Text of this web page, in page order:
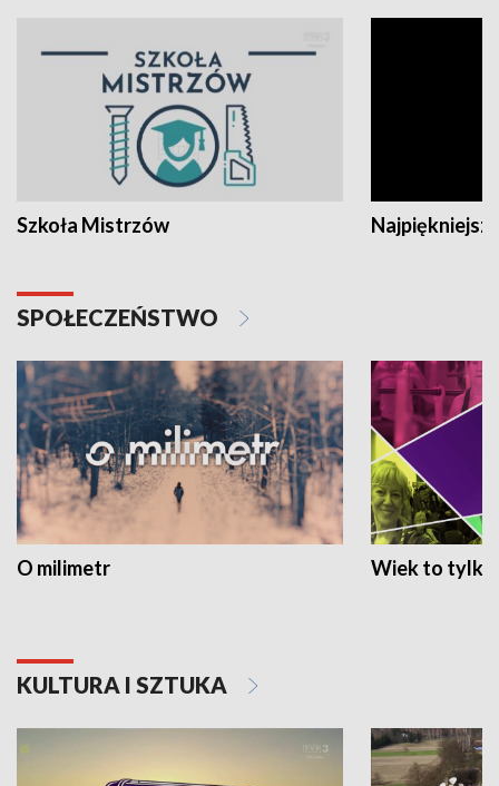
Szkoła Mistrzów
SPOŁECZEŃSTWO
O milimetr Wiek to tylko
KULTURA I SZTUKA